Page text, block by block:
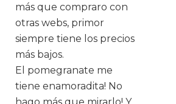
más que compraro con
otras webs, primor
siempre tiene los precios
más bajos.
El pomegranate me
tiene enamoradita! No